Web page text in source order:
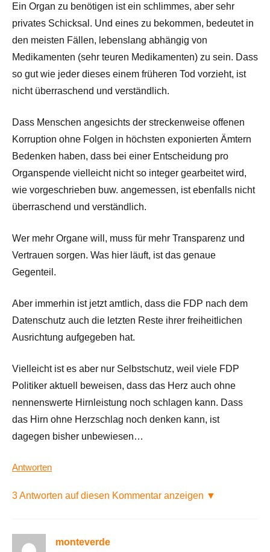
Ein Organ zu benötigen ist ein schlimmes, aber sehr
privates Schicksal. Und eines zu bekommen, bedeutet in
den meisten Fällen, lebenslang abhängig von
Medikamenten (sehr teuren Medikamenten) zu sein. Dass
so gut wie jeder dieses einem früheren Tod vorzieht, ist
nicht überraschend und verständlich.
Dass Menschen angesichts der streckenweise offenen
Korruption ohne Folgen in höchsten exponierten Ämtern
Bedenken haben, dass bei einer Entscheidung pro
Organspende vielleicht nicht so integer gearbeitet wird,
wie vorgeschrieben buw. angemessen, ist ebenfalls nicht
überraschend und verständlich.
Wer mehr Organe will, muss für mehr Transparenz und
Vertrauen sorgen. Was hier läuft, ist das genaue
Gegenteil.
Aber immerhin ist jetzt amtlich, dass die FDP nach dem
Datenschutz auch die letzten Reste ihrer freiheitlichen
Ausrichtung aufgegeben hat.
Vielleicht ist es aber nur Selbstschutz, weil viele FDP
Politiker aktuell beweisen, dass das Herz auch ohne
nennenswerte Hirnleistung noch schlagen kann. Dass
das Hirn ohne Herzschlag noch denken kann, ist
dagegen bisher unbewiesen…
Antworten
3 Antworten auf diesen Kommentar anzeigen ▼
monteverde